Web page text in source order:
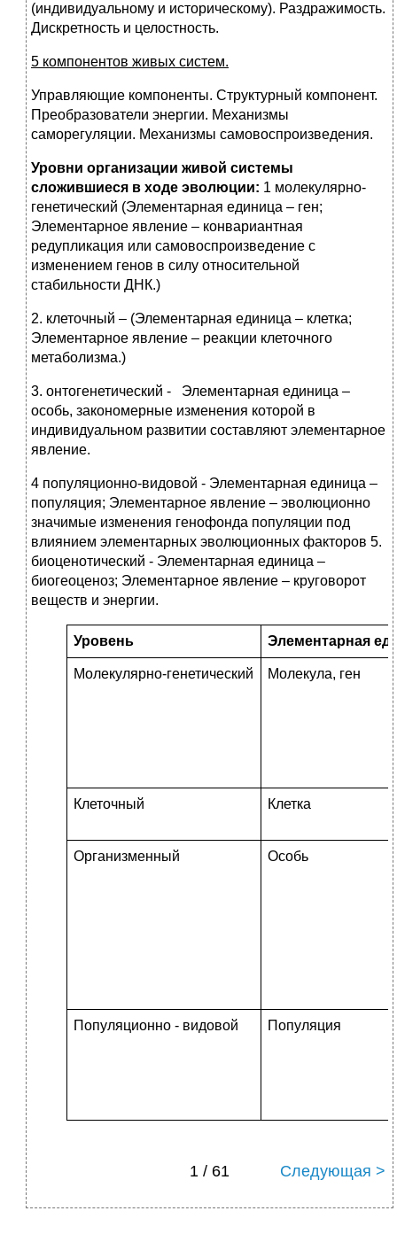
(индивидуальному и историческому). Раздражимость.
Дискретность и целостность.
5 компонентов живых систем.
Управляющие компоненты. Структурный компонент.
Преобразователи энергии. Механизмы
саморегуляции. Механизмы самовоспроизведения.
Уровни организации живой системы
сложившиеся в ходе эволюции: 1 молекулярно-
генетический (Элементарная единица – ген;
Элементарное явление – конвариантная
редупликация или самовоспроизведение с
изменением генов в силу относительной
стабильности ДНК.)
2. клеточный – (Элементарная единица – клетка;
Элементарное явление – реакции клеточного
метаболизма.)
3. онтогенетический - Элементарная единица –
особь, закономерные изменения которой в
индивидуальном развитии составляют элементарное
явление.
4 популяционно-видовой - Элементарная единица –
популяция; Элементарное явление – эволюционно
значимые изменения генофонда популяции под
влиянием элементарных эволюционных факторов 5.
биоценотический - Элементарная единица –
биогеоценоз; Элементарное явление – круговорот
веществ и энергии.
Уровень Элементарная
Молекулярно-генетический Молекула, ген
Клеточный Клетка
Организменный Особь
Популяционно - видовой Популяция
1 / 61 Следующая >